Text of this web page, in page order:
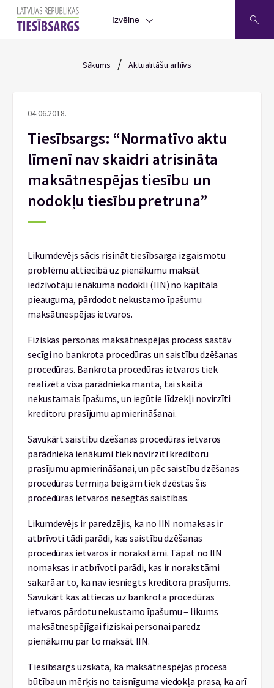
Izvēlne
Sākums / Aktualitāšu arhīvs
04.06.2018.
Tiesībsargs: “Normatīvo aktu
līmenī nav skaidri atrisināta
maksātnespējas tiesību un
nodokļu tiesību pretruna”
Likumdevējs sācis risināt tiesībsarga izgaismotu
problēmu attiecībā uz pienākumu maksāt
iedzīvotāju ienākuma nodokli (IIN) no kapitāla
pieauguma, pārdodot nekustamo īpašumu
maksātnespējas ietvaros.
Fiziskas personas maksātnespējas process sastāv
secīgi no bankrota procedūras un saistību dzēšanas
procedūras. Bankrota procedūras ietvaros tiek
realizēta visa parādnieka manta, tai skaitā
nekustamais īpašums, un iegūtie līdzekļi novirzīti
kreditoru prasījumu apmierināšanai.
Savukārt saistību dzēšanas procedūras ietvaros
parādnieka ienākumi tiek novirzīti kreditoru
prasījumu apmierināšanai, un pēc saistību dzēšanas
procedūras termiņa beigām tiek dzēstas šīs
procedūras ietvaros nesegtās saistības.
Likumdevējs ir paredzējis, ka no IIN nomaksas ir
atbrīvoti tādi parādi, kas saistību dzēšanas
procedūras ietvaros ir norakstāmi. Tāpat no IIN
nomaksas ir atbrīvoti parādi, kas ir norakstāmi
sakarā ar to, ka nav iesniegts kreditora prasījums.
Savukārt kas attiecas uz bankrota procedūras
ietvaros pārdotu nekustamo īpašumu – likums
maksātnespējīgai fiziskai personai paredz
pienākumu par to maksāt IIN.
Tiesībsargs uzskata, ka maksātnespējas procesa
būtība un mērķis no taisnīguma viedokļa prasa, ka arī